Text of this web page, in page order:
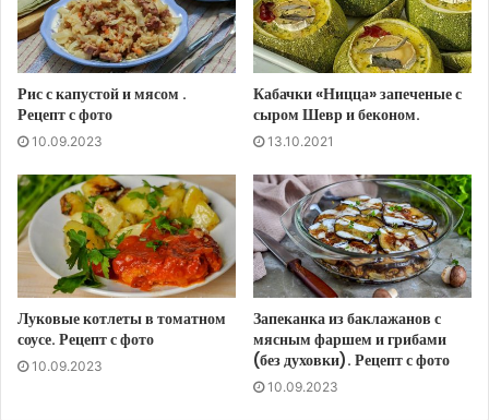
Рис с капустой и мясом .
Рецепт с фото
10.09.2023
Кабачки «Ницца» запеченые с
сыром Шевр и беконом.
13.10.2021
Луковые котлеты в томатном
соусе. Рецепт с фото
10.09.2023
Запеканка из баклажанов с
мясным фаршем и грибами
(без духовки). Рецепт с фото
10.09.2023